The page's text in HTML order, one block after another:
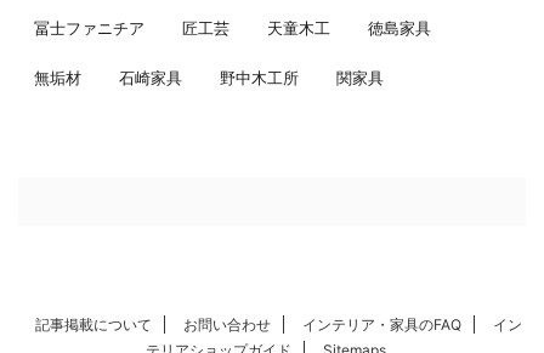
冨士ファニチア 匠工芸 天童木工 徳島家具
無垢材 石崎家具 野中木工所 関家具
記事掲載について お問い合わせ インテリア・家具のFAQ
イン